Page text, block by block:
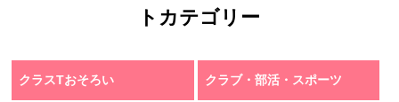
トカテゴリー
クラスTおそろい クラブ・部活・スポーツ